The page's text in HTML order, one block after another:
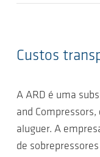
Custos
A ARD é uma
and
aluguer. A
de